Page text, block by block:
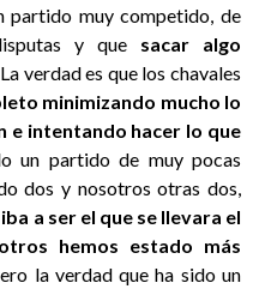
partido muy competido, de
y que sacar algo
verdad es que los chavales
minimizando mucho lo
e intentando hacer lo que
un partido de muy pocas
dos y nosotros otras dos,
a ser el que se llevara el
hemos estado más
la verdad que ha sido un